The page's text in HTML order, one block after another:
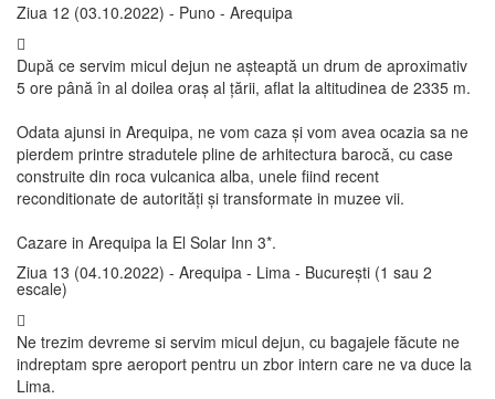
Ziua 12 (03.10.2022) - Puno - Arequipa
După ce servim micul dejun ne așteaptă un drum de aproximativ
5 ore până în al doilea oraș al țării, aflat la altitudinea de 2335 m.
Odata ajunsi in Arequipa, ne vom caza și vom avea ocazia sa ne
pierdem printre stradutele pline de arhitectura barocă, cu case
construite din roca vulcanica alba, unele fiind recent
reconditionate de autorități și transformate in muzee vii.
Cazare in Arequipa la El Solar Inn 3*.
Ziua 13 (04.10.2022) - Arequipa - Lima - București (1 sau 2
escale)
Ne trezim devreme si servim micul dejun, cu bagajele făcute ne
indreptam spre aeroport pentru un zbor intern care ne va duce la
Lima.